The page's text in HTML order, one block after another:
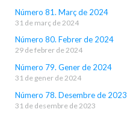
Número 81. Març de 2024
31 de març de 2024
Número 80. Febrer de 2024
29 de febrer de 2024
Número 79. Gener de 2024
31 de gener de 2024
Número 78. Desembre de 2023
31 de desembre de 2023